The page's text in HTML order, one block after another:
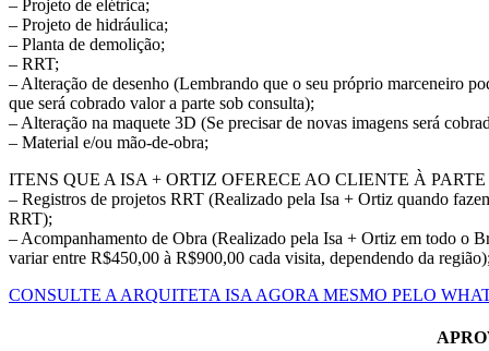
– Projeto de elétrica;
– Projeto de hidráulica;
– Planta de demolição;
– RRT;
– Alteração de desenho (Lembrando que o seu próprio marceneiro
que será cobrado valor a parte sob consulta);
– Alteração na maquete 3D (Se precisar de novas imagens será
– Material e/ou mão-de-obra;
ITENS QUE A ISA + ORTIZ OFERECE AO CLIENTE À
– Registros de projetos RRT (Realizado pela Isa + Ortiz quando
RRT);
– Acompanhamento de Obra (Realizado pela Isa + Ortiz em todo o
variar entre R$450,00 à R$900,00 cada visita, dependendo da região);
CONSULTE A ARQUITETA ISA AGORA MESMO PELO